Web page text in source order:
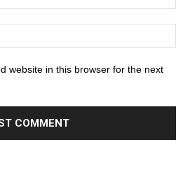
website in this browser for the next